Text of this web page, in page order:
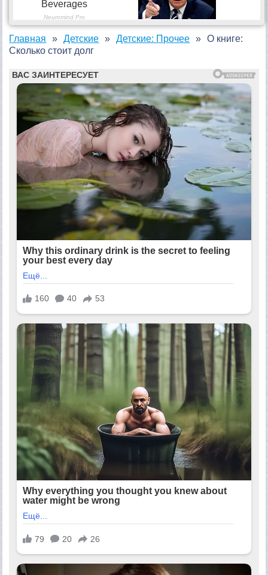
Главная Детские Детские: Прочее
О книге:
Сколько стоит долг